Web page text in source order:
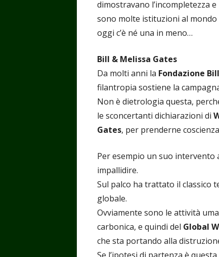
dimostravano l’incompletezza
sono molte istituzioni al
oggi c’è né una in meno…
Bill & Melissa Gates
Da molti anni la Fondazione
filantropia sostiene la
Non è dietrologia questa,
le sconcertanti dichiarazioni di
Gates, per prenderne
Per esempio un suo intervento
impallidire.
Sul palco ha trattato il classico
globale.
Ovviamente sono le attività
carbonica, e quindi del Global
che sta portando alla